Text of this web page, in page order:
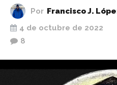
Por Francisco J.
4 de octubre de 2022
8